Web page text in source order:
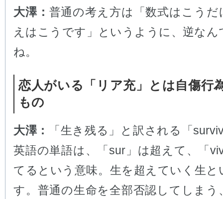
大澤： 普通の考え方は「数式はこうだ
えはこうです」というように、逆なん
ね。
恋人がいる「リア充」とは自傷行
もの
大澤：
「生き残る」と訳される「
英語の単語は、「sur」は超えて、「
てるという意味。生を超えていく生と
す。普通の生命を全部否認してしまう